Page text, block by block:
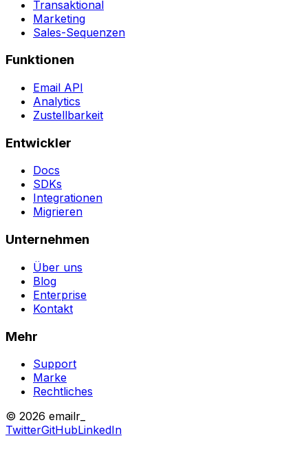
Transaktional
Marketing
Sales-Sequenzen
Funktionen
Email API
Analytics
Zustellbarkeit
Entwickler
Docs
SDKs
Integrationen
Migrieren
Unternehmen
Über uns
Blog
Enterprise
Kontakt
Mehr
Support
Marke
Rechtliches
© 2026 emailr_
TwitterGitHubLinkedIn